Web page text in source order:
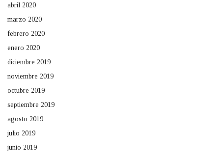
abril 2020
marzo 2020
febrero 2020
enero 2020
diciembre 2019
noviembre 2019
octubre 2019
septiembre 2019
agosto 2019
julio 2019
junio 2019